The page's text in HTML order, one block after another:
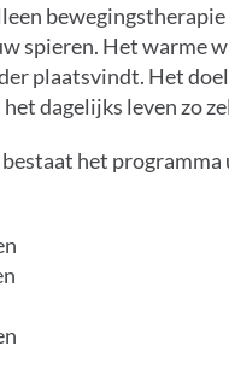
spieren. Het warme
plaatsvindt. Het
dagelijks leven zo
het